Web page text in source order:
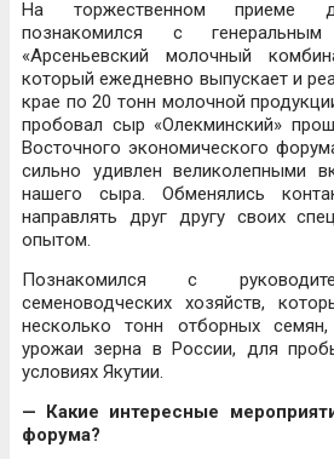
На торжественном приеме
познакомился с
«Арсеньевский молочный
который ежедневно выпускает и
крае по 20 тонн молочной
пробовал сыр «Олекминский»
Восточного экономического
сильно удивлен великолепными
нашего сыра. Обменялись
направлять друг другу своих
опытом.
Познакомился с
семеноводческих хозяйств,
несколько тонн отборных
урожаи зерна в России, для
условиях Якутии.
— Какие интересные
форума?